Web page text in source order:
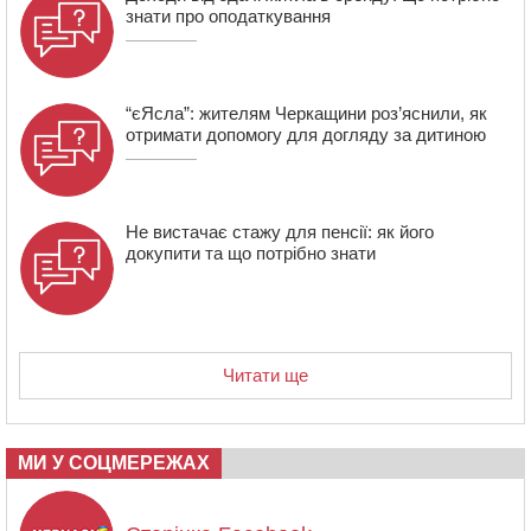
21:13
Вісім медалей, з яких чотири золоті: черкаські
спортсмени тріумфували на чемпіонаті України
знати про оподаткування
“єЯсла”: жителям Черкащини роз’яснили, як
отримати допомогу для догляду за дитиною
Не вистачає стажу для пенсії: як його
докупити та що потрібно знати
Читати ще
МИ У СОЦМЕРЕЖАХ